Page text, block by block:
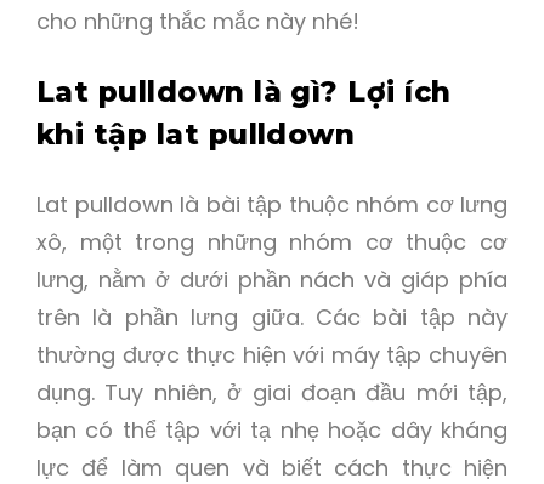
cho những thắc mắc này nhé!
Lat pulldown là gì? Lợi ích
khi tập lat pulldown
Lat pulldown là bài tập thuộc nhóm cơ lưng
xô, một trong những nhóm cơ thuộc cơ
lưng, nằm ở dưới phần nách và giáp phía
trên là phần lưng giữa. Các bài tập này
thường được thực hiện với máy tập chuyên
dụng. Tuy nhiên, ở giai đoạn đầu mới tập,
bạn có thể tập với tạ nhẹ hoặc dây kháng
lực để làm quen và biết cách thực hiện